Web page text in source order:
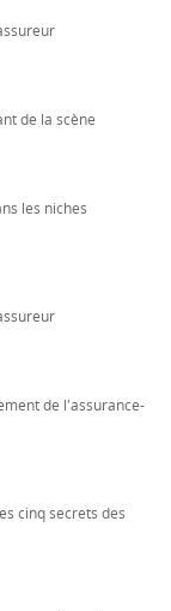
de la scène
les niches
de l'assurance-
cinq secrets des